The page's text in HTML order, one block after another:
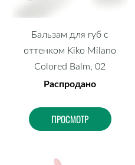
Бальзам для губ с
оттенком Kiko Milano
Colored Balm, 02
Распродано
ПРОСМОТР